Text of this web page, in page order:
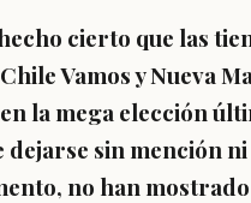
cierto que las
Vamos y Nueva
la mega elección
dejarse sin mención
no han